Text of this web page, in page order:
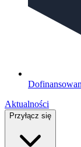
Aktualności
Przyłącz się